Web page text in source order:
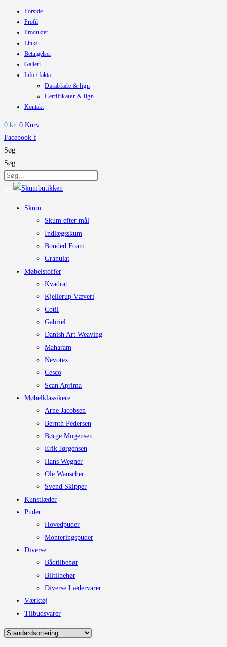
Forside
Profil
Produkter
Links
Betingelser
Galleri
Info / fakta
Datablade & lign
Certifikater & lign
Kontakt
0 kr. 0 Kurv
Facebook-f
Søg
Søg
Skum
Skum efter mål
Indlægsskum
Bonded Foam
Granulat
Møbelstoffer
Kvadrat
Kjellerup Væveri
Cotil
Gabriel
Danish Art Weaving
Maharam
Nevotex
Cesco
Scan Aprima
Møbelklassikere
Arne Jacobsen
Bernth Pedersen
Børge Mogensen
Erik Jørgensen
Hans Wegner
Ole Wanscher
Svend Skipper
Kunstlæder
Puder
Hovedpuder
Monteringspuder
Diverse
Bådtilbehør
Biltilbehør
Diverse Lædervarer
Værktøj
Tilbudsvarer